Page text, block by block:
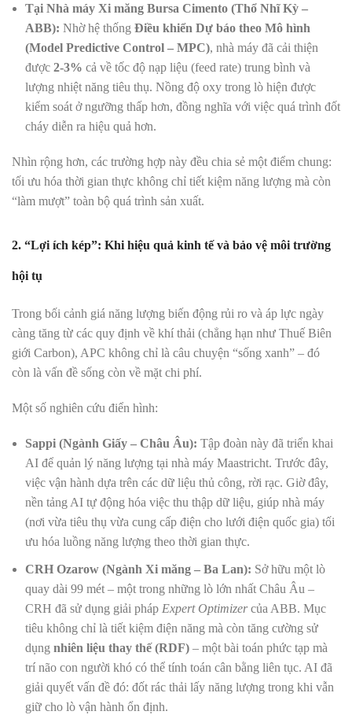
Tại Nhà máy Xi măng Bursa Cimento (Thổ Nhĩ Kỳ –
ABB): Nhờ hệ thống Điều khiển Dự báo theo Mô hình
(Model Predictive Control – MPC), nhà máy đã cải thiện
được 2-3% cả về tốc độ nạp liệu (feed rate) trung bình và
lượng nhiệt năng tiêu thụ. Nồng độ oxy trong lò hiện được
kiểm soát ở ngưỡng thấp hơn, đồng nghĩa với việc quá trình đốt
cháy diễn ra hiệu quả hơn.
Nhìn rộng hơn, các trường hợp này đều chia sẻ một điểm chung:
tối ưu hóa thời gian thực không chỉ tiết kiệm năng lượng mà còn
“làm mượt” toàn bộ quá trình sản xuất.
2. “Lợi ích kép”: Khi hiệu quả kinh tế và bảo vệ môi trường
hội tụ
Trong bối cảnh giá năng lượng biến động rủi ro và áp lực ngày
càng tăng từ các quy định về khí thải (chẳng hạn như Thuế Biên
giới Carbon), APC không chỉ là câu chuyện “sống xanh” – đó
còn là vấn đề sống còn về mặt chi phí.
Một số nghiên cứu điển hình:
Sappi (Ngành Giấy – Châu Âu): Tập đoàn này đã triển khai
AI để quản lý năng lượng tại nhà máy Maastricht. Trước đây,
việc vận hành dựa trên các dữ liệu thủ công, rời rạc. Giờ đây,
nền tảng AI tự động hóa việc thu thập dữ liệu, giúp nhà máy
(nơi vừa tiêu thụ vừa cung cấp điện cho lưới điện quốc gia) tối
ưu hóa luồng năng lượng theo thời gian thực.
CRH Ozarow (Ngành Xi măng – Ba Lan): Sở hữu một lò
quay dài 99 mét – một trong những lò lớn nhất Châu Âu –
CRH đã sử dụng giải pháp Expert Optimizercủa ABB. Mục
tiêu không chỉ là tiết kiệm điện năng mà còn tăng cường sử
dụng nhiên liệu thay thế (RDF) – một bài toán phức tạp mà
trí não con người khó có thể tính toán cân bằng liên tục. AI đã
giải quyết vấn đề đó: đốt rác thải lấy năng lượng trong khi vẫn
giữ cho lò vận hành ổn định.